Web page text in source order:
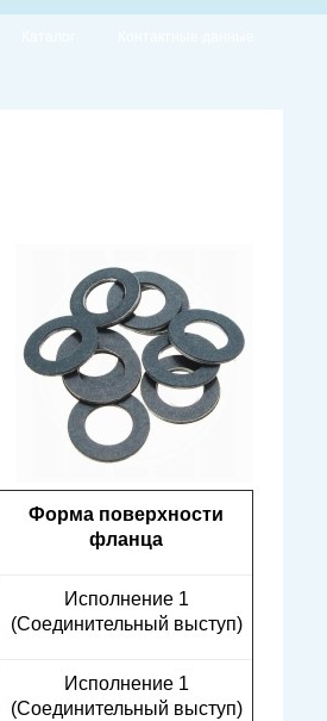
Форма поверхности
фланца
Исполнение 1
(Соединительный выступ)
Исполнение 1
(Соединительный выступ)